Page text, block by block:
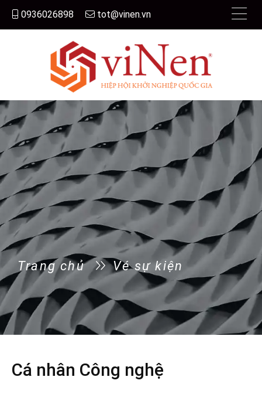
0936026898 tot@vinen.vn
Trang chủ Vé sự kiện
Cá nhân Công nghệ